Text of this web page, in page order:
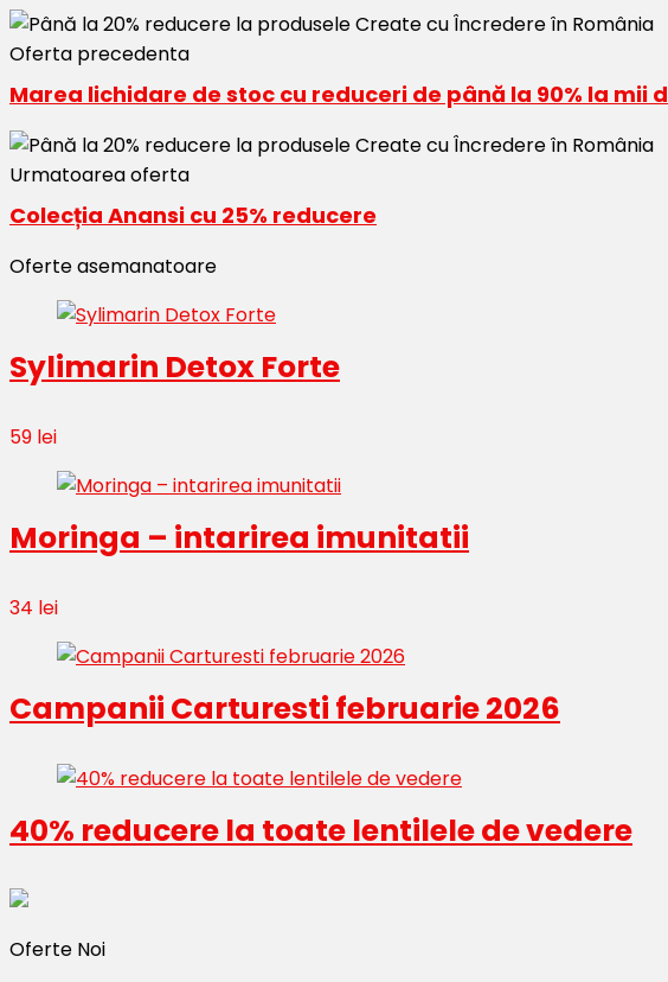
Oferta precedenta
Marea lichidare de stoc cu reduceri de până la 90% la mii
Urmatoarea oferta
Colecția Anansi cu 25% reducere
Oferte asemanatoare
Sylimarin Detox Forte
59 lei
Moringa – intarirea imunitatii
34 lei
Campanii Carturesti februarie 2026
40% reducere la toate lentilele de vedere
Oferte Noi